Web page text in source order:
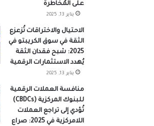
على المُخاطرة
يناير 13, 2025
الاحتيال والاختراقات تُزعزع
الثقة في سوق الكريبتو في
2025: شبح فقدان الثقة
يُهدد الاستثمارات الرقمية
يناير 13, 2025
منافسة العملات الرقمية
للبنوك المركزية (CBDCs)
تُؤدي إلى تراجع العملات
اللامركزية في 2025: صراع